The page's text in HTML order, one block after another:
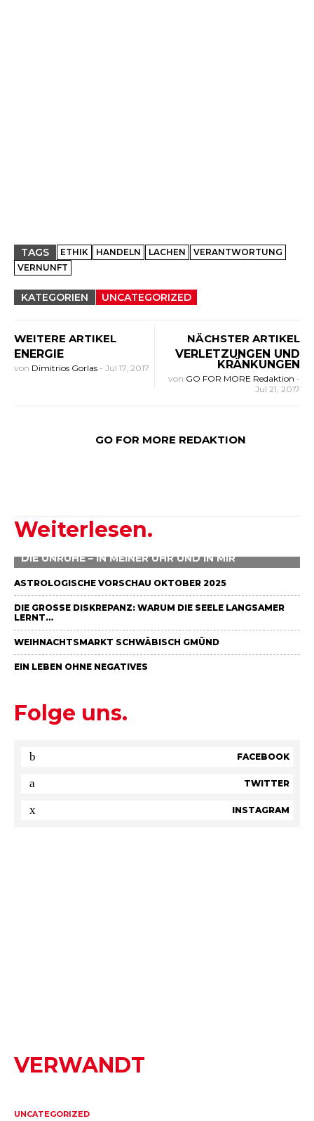
TAGS ETHIK HANDELN LACHEN
VERANTWORTUNG
VERNUNFT
KATEGORIEN UNCATEGORIZED
WEITERE ARTIKEL
ENERGIE
von Dimitrios Gorlas - Jul 17, 2017
NÄCHSTER ARTIKEL
VERLETZUNGEN UND
KRÄNKUNGEN
von GO FOR MORE Redaktion -
Jul 21, 2017
GO FOR MORE REDAKTION
Weiterlesen.
DIE UNRUHE – IN MEINER UHR UND IN MIR
ASTROLOGISCHE VORSCHAU OKTOBER 2025
DIE GROSSE DISKREPANZ: WARUM DIE SEELE LANGSAMER L
ERNT…
WEIHNACHTSMARKT SCHWÄBISCH GMÜND
EIN LEBEN OHNE NEGATIVES
Folge uns.
FACEBOOK
TWITTER
INSTAGRAM
VERWANDT
UNCATEGORIZED